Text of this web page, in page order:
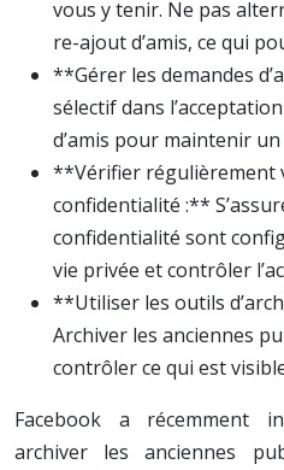
vous y tenir. Ne pas
re-ajout d’amis, ce qui
**Gérer les demandes
sélectif dans
d’amis pour maintenir
**Vérifier régulièrement
confidentialité :**
confidentialité sont
vie privée et contrôler
**Utiliser les outils
Archiver les anciennes
contrôler ce qui est
Facebook a récemment
archiver les anciennes